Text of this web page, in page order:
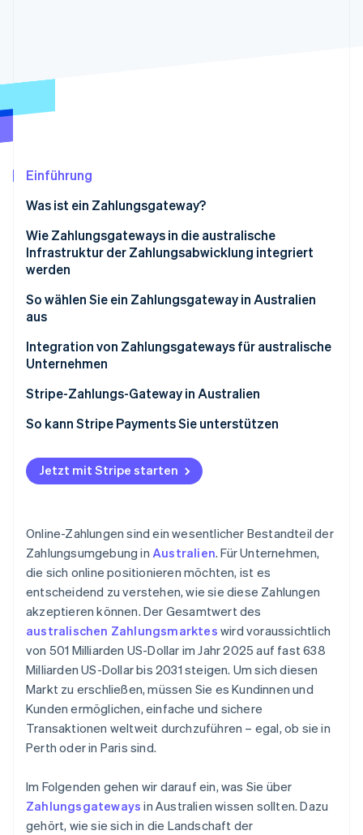
CO₂-Entnahme
Jetzt ansehen
Einführung
Was ist ein Zahlungsgateway?
Wie Zahlungsgateways in die australische
Infrastruktur der Zahlungsabwicklung integriert
werden
So wählen Sie ein Zahlungsgateway in Australien
aus
Integration von Zahlungsgateways für australische
Unternehmen
Stripe-Zahlungs-Gateway in Australien
So kann Stripe Payments Sie unterstützen
Jetzt mit Stripe starten
Online-Zahlungen sind ein wesentlicher Bestandteil der
Zahlungsumgebung in Australien. Für Unternehmen,
die sich online positionieren möchten, ist es
entscheidend zu verstehen, wie sie diese Zahlungen
akzeptieren können. Der Gesamtwert des
australischen Zahlungsmarktes wird voraussichtlich
von 501 Milliarden US-Dollar im Jahr 2025 auf fast 638
Milliarden US-Dollar bis 2031 steigen. Um sich diesen
Markt zu erschließen, müssen Sie es Kundinnen und
Kunden ermöglichen, einfache und sichere
Transaktionen weltweit durchzuführen – egal, ob sie in
Perth oder in Paris sind.
Im Folgenden gehen wir darauf ein, was Sie über
Zahlungsgateways in Australien wissen sollten. Dazu
gehört, wie sie sich in die Landschaft der